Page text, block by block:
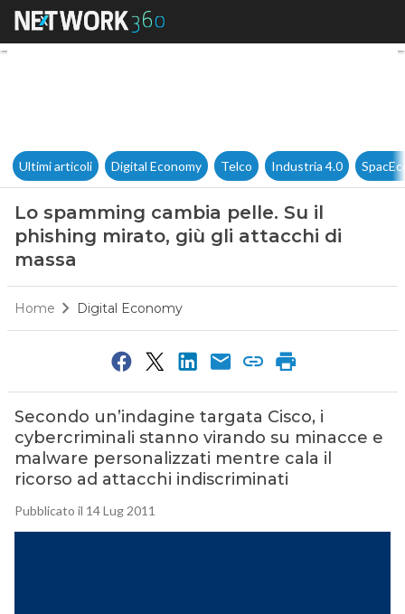
Lo spamming cambia pelle.
Ultimi articoli Digital Economy Telco Industria 4.0
Lo spamming cambia pelle. Su il
phishing mirato, giù gli attacchi di
massa
Home Digital Economy
Secondo un’indagine targata Cisco, i
cybercriminali stanno virando su minacce e
malware personalizzati mentre cala il
ricorso ad attacchi indiscriminati
Pubblicato il 14 Lug 2011